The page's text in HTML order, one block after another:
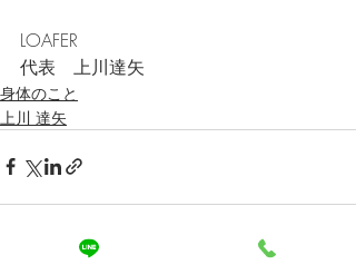
LOAFER
代表　上川達矢
身体のこと
上川 達矢